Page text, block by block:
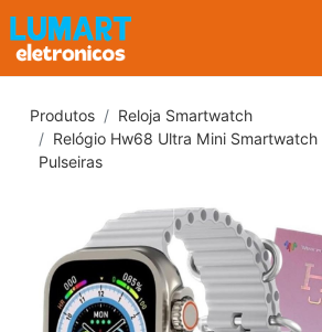
Produtos
Reloja Smartwatch
Relógio Hw68 Ultra Mini Smartwatch
Pulseiras